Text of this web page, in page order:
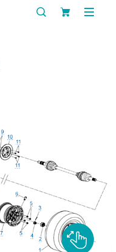
показать